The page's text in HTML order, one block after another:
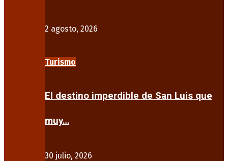
2 agosto, 2026
Turismo
El destino imperdible de San Luis que
muy…
30 julio, 2026